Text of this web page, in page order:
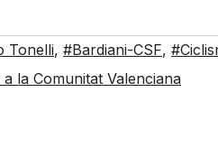
Tonelli, #Bardiani-CSF,
a la Comunitat Valenciana